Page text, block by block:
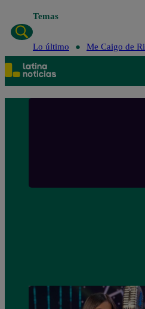
Temas
Lo último Me Caigo de